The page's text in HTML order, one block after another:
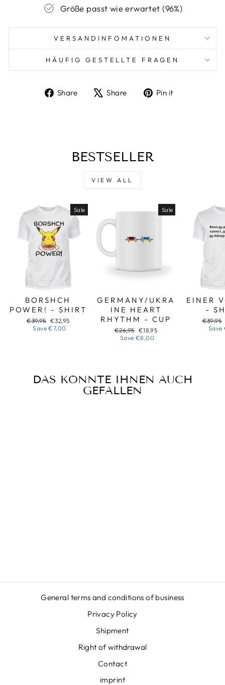
Größe passt wie erwartet (96%)
VERSANDINFOMATIONEN
HÄUFIG GESTELLTE FRAGEN
Share
ShareShare
TweetPin it
BESTSELLER
VIEW ALL
Sale
BORSHCH
POWER! - SHIRT
Regular
price
€39,95 Sale
price
€32,95
Save€7,00
Sale
GERMANY/UKRA
INE HEART
RHYTHM - CUP
Regular
price
€26,95 Sale
price
€18,95
Save€8,00
EINER
-
Regular
price
€39,95
Save
DAS KÖNNTE IHNEN AUCH
GEFALLEN
General terms and conditions of business
Privacy Policy
Shipment
Right of withdrawal
Contact
imprint